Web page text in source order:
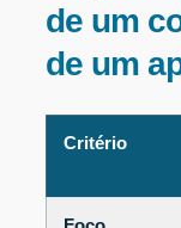
de um
de um
Critério